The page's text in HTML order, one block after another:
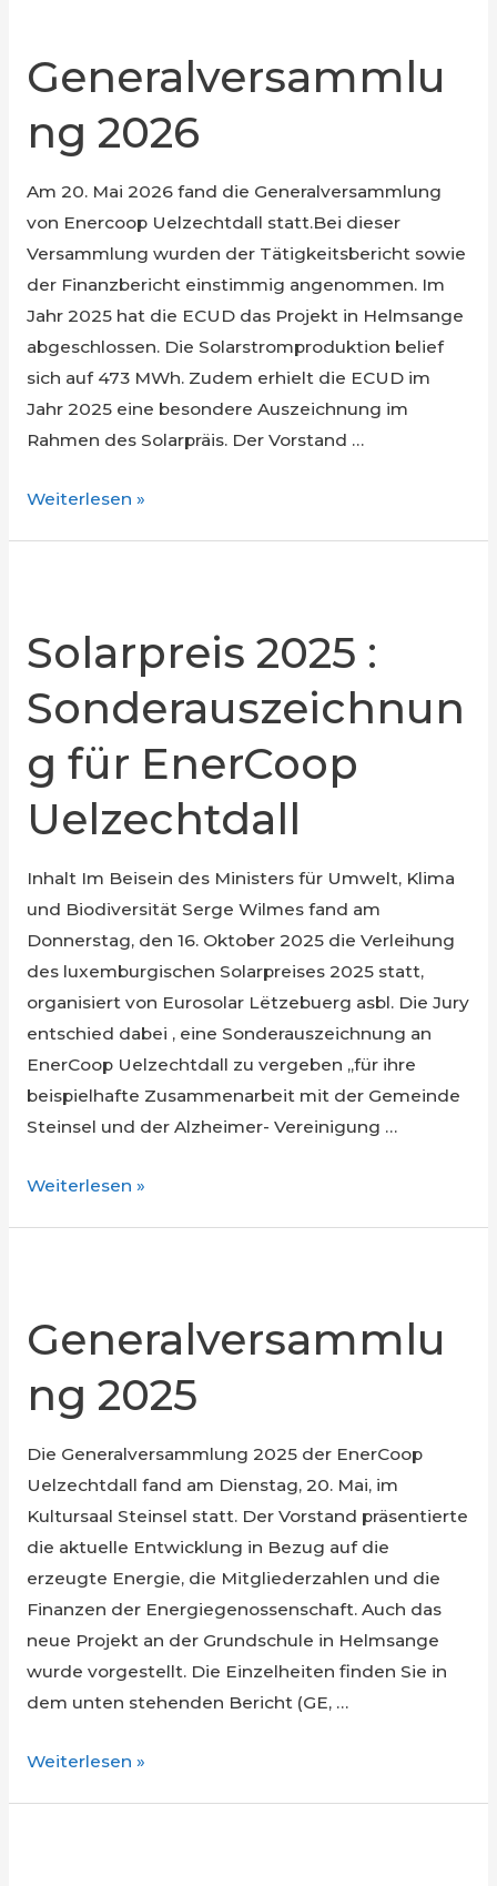
Generalversammlu
ng 2026
Am 20. Mai 2026 fand die Generalversammlung
von Enercoop Uelzechtdall statt.Bei dieser
Versammlung wurden der Tätigkeitsbericht sowie
der Finanzbericht einstimmig angenommen. Im
Jahr 2025 hat die ECUD das Projekt in Helmsange
abgeschlossen. Die Solarstromproduktion belief
sich auf 473 MWh. Zudem erhielt die ECUD im
Jahr 2025 eine besondere Auszeichnung im
Rahmen des Solarpräis. Der Vorstand …
Generalversammlung
Weiterlesen »
Solarpreis 2025 :
Sonderauszeichnun
g für EnerCoop
Uelzechtdall
Inhalt Im Beisein des Ministers für Umwelt, Klima
und Biodiversität Serge Wilmes fand am
Donnerstag, den 16. Oktober 2025 die Verleihung
des luxemburgischen Solarpreises 2025 statt,
organisiert von Eurosolar Lëtzebuerg asbl. Die Jury
entschied dabei , eine Sonderauszeichnung an
EnerCoop Uelzechtdall zu vergeben „für ihre
beispielhafte Zusammenarbeit mit der Gemeinde
Steinsel und der Alzheimer- Vereinigung …
Solarpreis
Uelzechtdall
Weiterlesen »
Generalversammlu
ng 2025
Die Generalversammlung 2025 der EnerCoop
Uelzechtdall fand am Dienstag, 20. Mai, im
Kultursaal Steinsel statt. Der Vorstand präsentierte
die aktuelle Entwicklung in Bezug auf die
erzeugte Energie, die Mitgliederzahlen und die
Finanzen der Energiegenossenschaft. Auch das
neue Projekt an der Grundschule in Helmsange
wurde vorgestellt. Die Einzelheiten finden Sie in
dem unten stehenden Bericht (GE, …
Generalversammlung
Weiterlesen »